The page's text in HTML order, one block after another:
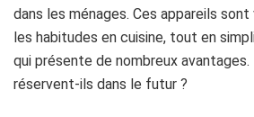
dans les ménages. Ces appareils
les habitudes en cuisine, tout en
qui présente de nombreux avantages.
réservent-ils dans le futur ?